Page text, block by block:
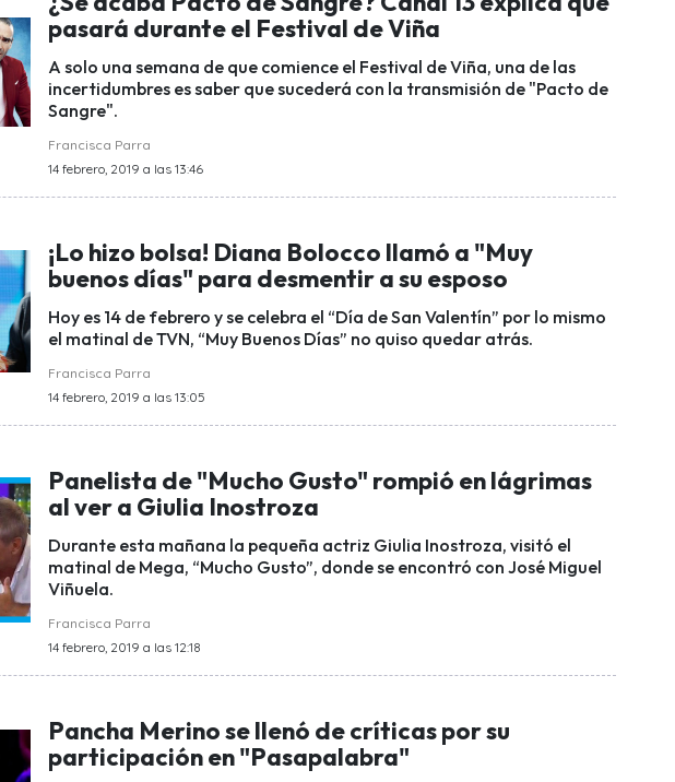
pasará durante el Festival de Viña
A solo una semana de que comience el Festival de Viña, una de las
incertidumbres es saber que sucederá con la transmisión de "Pacto de
Sangre".
Francisca Parra
14 febrero, 2019 a las 13:46
¡Lo hizo bolsa! Diana Bolocco llamó a "Muy
buenos días" para desmentir a su esposo
Hoy es 14 de febrero y se celebra el “Día de San Valentín” por lo mismo
el matinal de TVN, “Muy Buenos Días” no quiso quedar atrás.
Francisca Parra
14 febrero, 2019 a las 13:05
Panelista de "Mucho Gusto" rompió en lágrimas
al ver a Giulia Inostroza
Durante esta mañana la pequeña actriz Giulia Inostroza, visitó el
matinal de Mega, “Mucho Gusto”, donde se encontró con José Miguel
Viñuela.
Francisca Parra
14 febrero, 2019 a las 12:18
Pancha Merino se llenó de críticas por su
participación en "Pasapalabra"